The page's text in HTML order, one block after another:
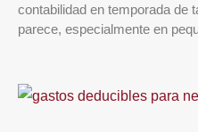
contabilidad en temporada de
parece, especialmente en